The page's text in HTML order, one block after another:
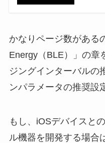
かなりページ数がある
Energy（BLE）」の章
ジングインターバルの
ンパラメータの推奨設
もし、iOSデバイスと
ル機器を開発する場合